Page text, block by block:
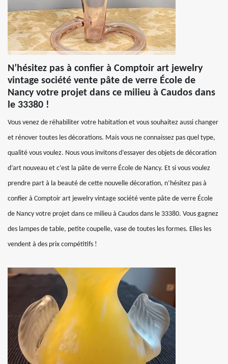
N’hésitez pas à confier à Comptoir art jewelry
vintage société vente pâte de verre École de
Nancy votre projet dans ce milieu à Caudos dans
le 33380 !
Vous venez de réhabiliter votre habitation et vous souhaitez aussi changer
et rénover toutes les décorations. Mais vous ne connaissez pas quel type,
qualité vous voulez. Nous vous invitons d’essayer des objets de décoration
d’art nouveau et c’est la pâte de verre École de Nancy. Et si vous voulez
prendre part à la beauté de cette nouvelle décoration, n’hésitez pas à
confier à Comptoir art jewelry vintage société vente pâte de verre École
de Nancy votre projet dans ce milieu à Caudos dans le 33380. Vous gagnez
des lampes de table, petite coupelle, vase de toutes les formes. Elles les
vendent à des prix compétitifs !